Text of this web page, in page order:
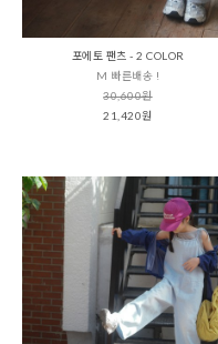
포에토 팬츠 - 2 COLOR
M 빠른배송 !
30,600원
21,420원